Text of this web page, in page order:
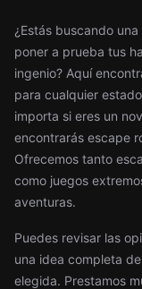
¿Estás buscando
poner a prueba tus
ingenio? Aquí
para cualquier
importa si eres un
encontrarás escape
Ofrecemos tanto
como juegos
aventuras.
Puedes revisar las
una idea completa
elegida. Prestamos